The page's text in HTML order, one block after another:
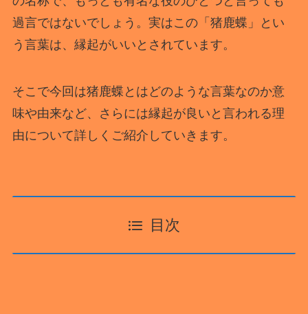
過言ではないでしょう。実はこの「猪鹿蝶」とい
う言葉は、縁起がいいとされています。
そこで今回は猪鹿蝶とはどのような言葉なのか意
味や由来など、さらには縁起が良いと言われる理
由について詳しくご紹介していきます。
目次